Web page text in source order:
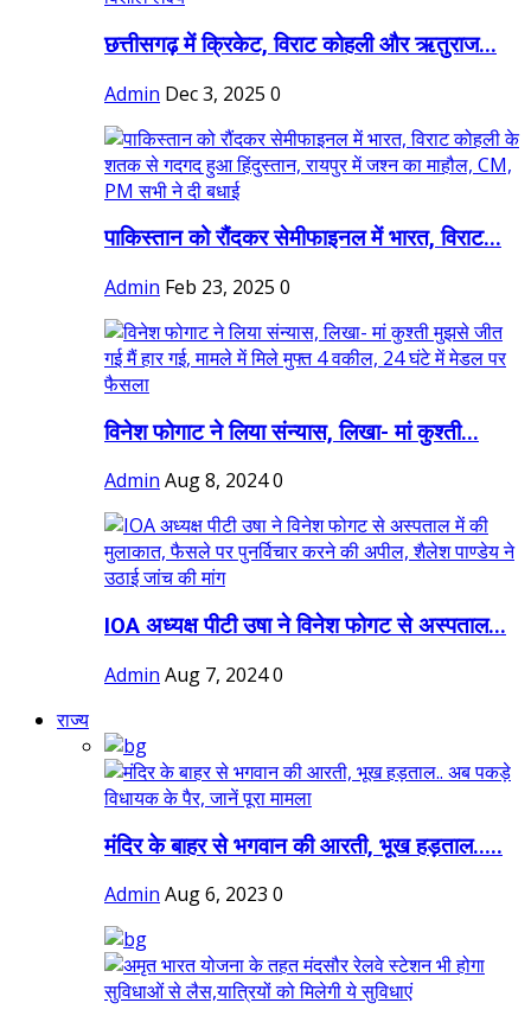
छत्तीसगढ़ में क्रिकेट, विराट कोहली और ऋतुराज...
Admin Dec 3, 2025 0
पाकिस्तान को रौंदकर सेमीफाइनल में भारत, विराट...
Admin Feb 23, 2025 0
विनेश फोगाट ने लिया संन्यास, लिखा- मां कुश्ती...
Admin Aug 8, 20240
IOA अध्यक्ष पीटी उषा ने विनेश फोगट से अस्पताल...
Admin Aug 7, 20240
राज्य
मंदिर के बाहर से भगवान की आरती, भूख हड़ताल.....
Admin Aug 6, 2023 0